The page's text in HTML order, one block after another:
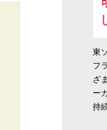
東
フ
ざ
ー
持